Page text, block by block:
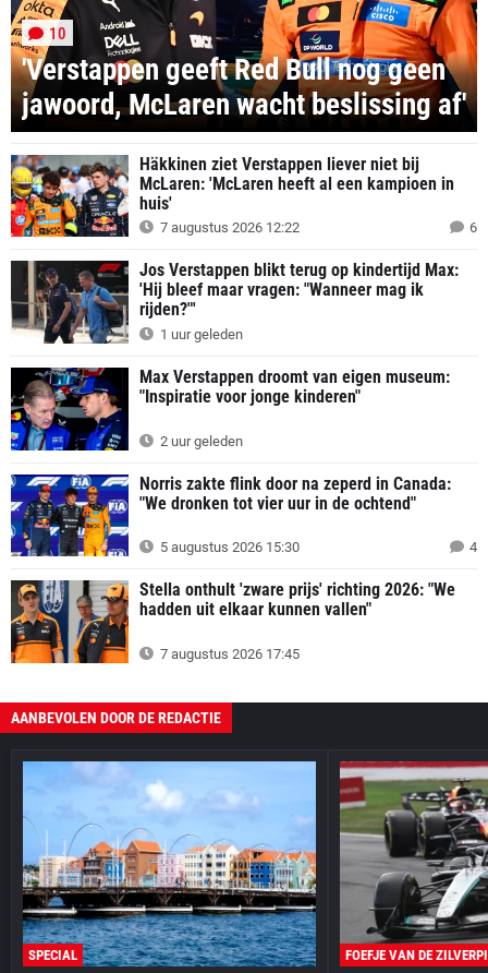
'Verstappen geeft Red Bull nog geen
jawoord, McLaren wacht beslissing af'
10
Häkkinen ziet Verstappen liever niet bij
McLaren: 'McLaren heeft al een kampioen in
huis'
7 augustus 2026 12:22 6
Jos Verstappen blikt terug op kindertijd Max:
'Hij bleef maar vragen: "Wanneer mag ik
rijden?"'
1 uur geleden
Max Verstappen droomt van eigen museum:
"Inspiratie voor jonge kinderen"
2 uur geleden
Norris zakte flink door na zeperd in Canada:
"We dronken tot vier uur in de ochtend"
5 augustus 2026 15:30 4
Stella onthult 'zware prijs' richting 2026: "We
hadden uit elkaar kunnen vallen"
7 augustus 2026 17:45
AANBEVOLEN DOOR DE REDACTIE
SPECIAL FOEFJE VAN DE